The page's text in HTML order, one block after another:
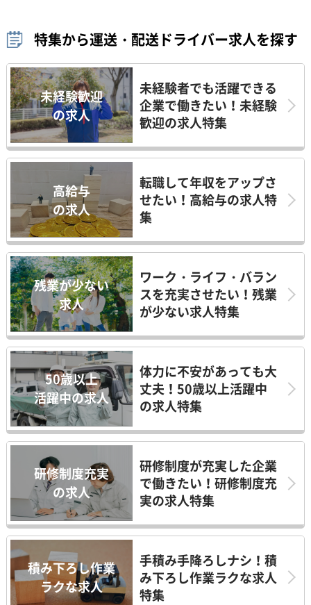
特集から運送・配送ドライバー求人を探す
未経験歓迎
の求人
未経験者でも活躍できる
企業で働きたい！未経験
歓迎の求人特集
高給与
の求人
転職して年収をアップさ
せたい！高給与の求人特
集
残業が少ない
求人
ワーク・ライフ・バラン
スを充実させたい！残業
が少ない求人特集
50歳以上
活躍中の求人
体力に不安があっても大
丈夫！50歳以上活躍中
の求人特集
研修制度充実
の求人
研修制度が充実した企業
で働きたい！研修制度充
実の求人特集
積み下ろし作業
ラクな求人
手積み手降ろしナシ！積
み下ろし作業ラクな求人
特集